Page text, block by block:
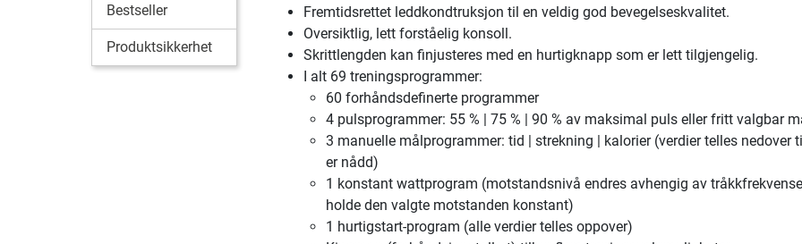
Bestseller
Produktsikkerhet
Fremtidsrettet leddkondtruksjon til en veldig god bevegelseskvalitet.
Oversiktlig, lett forståelig konsoll.
Skrittlengden kan finjusteres med en hurtigknapp som er lett tilgjengelig.
I alt 69 treningsprogrammer:
60 forhåndsdefinerte programmer
4 pulsprogrammer: 55 % | 75 % | 90 % av maksimal puls eller fritt valgbar
3 manuelle målprogrammer: tid | strekning | kalorier (verdier telles nedover
er nådd)
1 konstant wattprogram (motstandsnivå endres avhengig av
holde den valgte motstanden konstant)
1 hurtigstart-program (alle verdier telles oppover)